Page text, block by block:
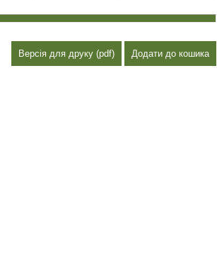
Версія для друку (pdf) Додати до кошика